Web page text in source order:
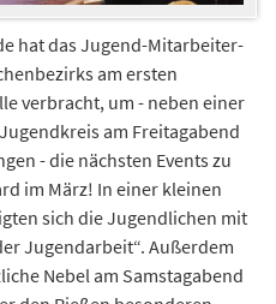
hat das Jugend-Mitarbeiter-
am ersten
verbracht, um - neben einer
am Freitagabend
- die nächsten Events zu
im März! In einer kleinen
sich die Jugendlichen mit
Jugendarbeit“. Außerdem
Nebel am Samstagabend